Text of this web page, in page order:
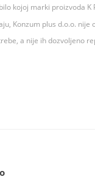
kojoj marki proizvoda
Konzum plus d.o.o.
a nije ih dozvoljeno